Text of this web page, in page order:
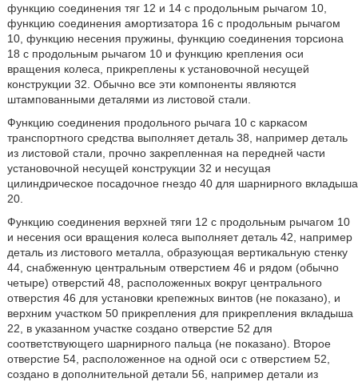
функцию соединения тяг 12 и 14 с продольным рычагом 10,
функцию соединения амортизатора 16 с продольным рычагом
10, функцию несения пружины, функцию соединения торсиона
18 с продольным рычагом 10 и функцию крепления оси
вращения колеса, прикреплены к установочной несущей
конструкции 32. Обычно все эти компоненты являются
штампованными деталями из листовой стали.
Функцию соединения продольного рычага 10 с каркасом
транспортного средства выполняет деталь 38, например деталь
из листовой стали, прочно закрепленная на передней части
установочной несущей конструкции 32 и несущая
цилиндрическое посадочное гнездо 40 для шарнирного вкладыша
20.
Функцию соединения верхней тяги 12 с продольным рычагом 10
и несения оси вращения колеса выполняет деталь 42, например
деталь из листового металла, образующая вертикальную стенку
44, снабженную центральным отверстием 46 и рядом (обычно
четыре) отверстий 48, расположенных вокруг центрального
отверстия 46 для установки крепежных винтов (не показано), и
верхним участком 50 прикрепления для прикрепления вкладыша
22, в указанном участке создано отверстие 52 для
соответствующего шарнирного пальца (не показано). Второе
отверстие 54, расположенное на одной оси с отверстием 52,
создано в дополнительной детали 56, например детали из